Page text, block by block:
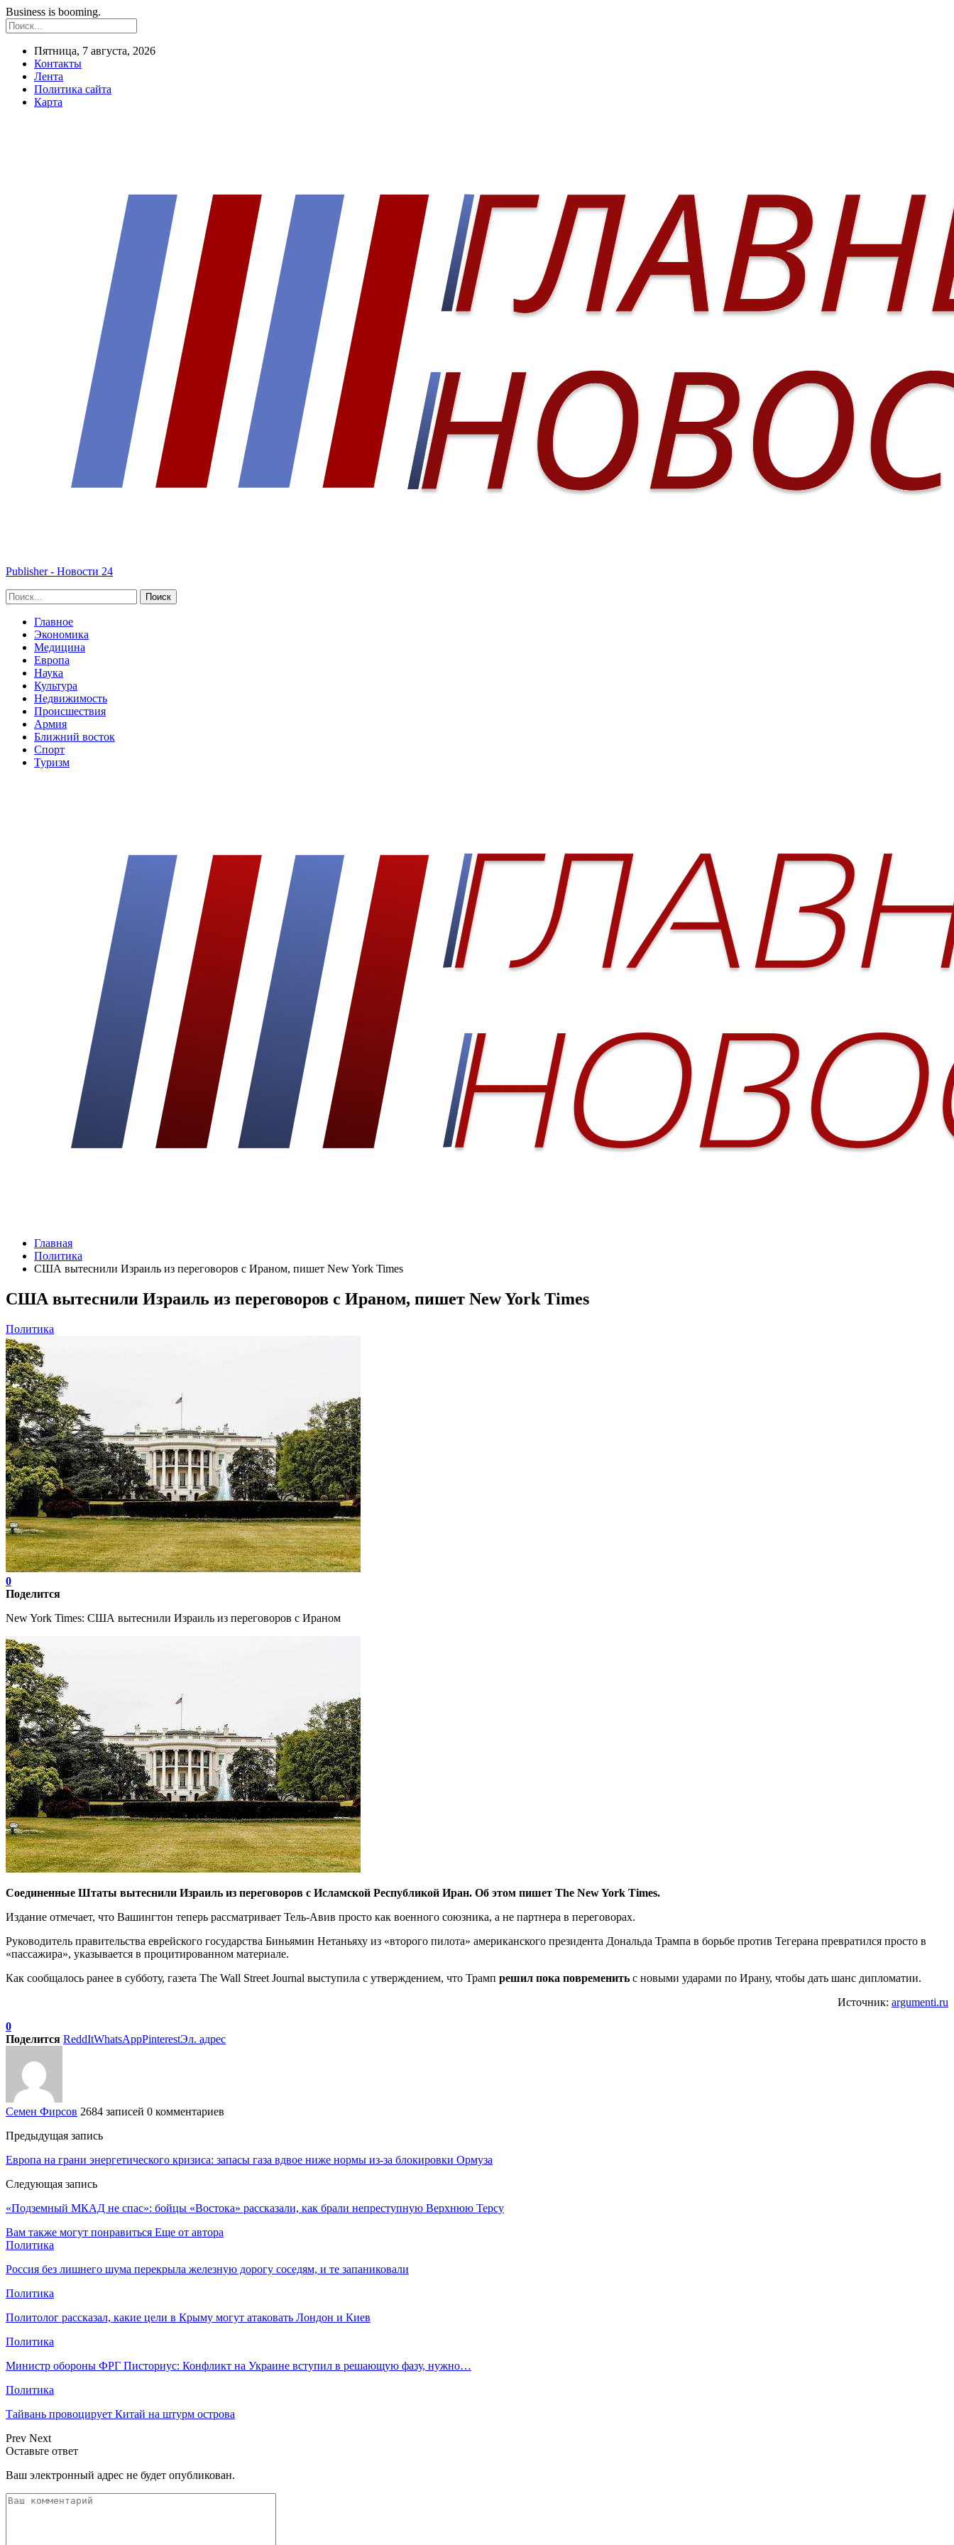
Business is booming.
Пятница, 7 августа, 2026
Контакты
Лента
Политика сайта
Карта
Publisher - Новости 24
Главное
Экономика
Медицина
Европа
Наука
Культура
Недвижимость
Происшествия
Армия
Ближний восток
Спорт
Туризм
Главная
Политика
США вытеснили Израиль из переговоров с Ираном, пишет New York Times
США вытеснили Израиль из переговоров с Ираном, пишет New York Times
Политика
0
Поделится
New York Times: США вытеснили Израиль из переговоров с Ираном
Соединенные Штаты вытеснили Израиль из переговоров с Исламской Республикой Иран. Об этом пишет The New York Times.
Издание отмечает, что Вашингтон теперь рассматривает Тель-Авив просто как военного союзника, а не партнера в переговорах.
Руководитель правительства еврейского государства Биньямин Нетаньяху из «второго пилота» американского президента Дональда Трампа в борьбе против Тегерана превратился просто в
«пассажира», указывается в процитированном материале.
Как сообщалось ранее в субботу, газета The Wall Street Journal выступила с утверждением, что Трамп решил пока повременить с новыми ударами по Ирану, чтобы дать шанс дипломатии.
Источник: argumenti.ru
0
Поделится ReddItWhatsAppPinterestЭл. адрес
Семен Фирсов 2684 записей 0 комментариев
Предыдущая запись
Европа на грани энергетического кризиса: запасы газа вдвое ниже нормы из-за блокировки Ормуза
Следующая запись
«Подземный МКАД не спас»: бойцы «Востока» рассказали, как брали непреступную Верхнюю Терсу
Вам также могут понравиться Еще от автора
Политика
Россия без лишнего шума перекрыла железную дорогу соседям, и те запаниковали
Политика
Политолог рассказал, какие цели в Крыму могут атаковать Лондон и Киев
Политика
Министр обороны ФРГ Писториус: Конфликт на Украине вступил в решающую фазу, нужно…
Политика
Тайвань провоцирует Китай на штурм острова
Prev Next
Оставьте ответ
Ваш электронный адрес не будет опубликован.